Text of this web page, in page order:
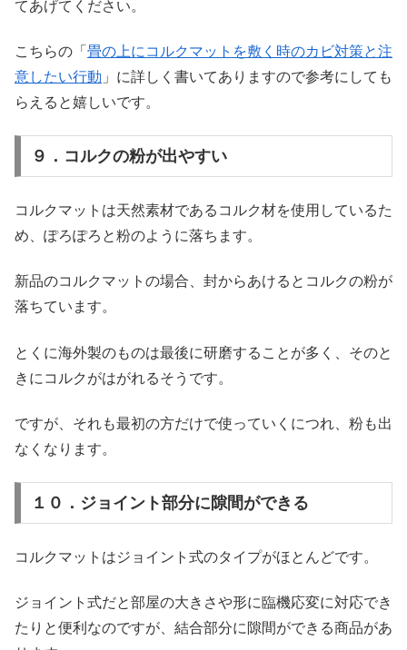
てあげてください。
こちらの「 畳の上にコルクマットを敷く時のカビ対策と注
意したい行動 」に詳しく書いてありますので参考にしても
らえると嬉しいです。
９．コルクの粉が出やすい
コルクマットは天然素材であるコルク材を使用しているた
め、ぽろぽろと粉のように落ちます。
新品のコルクマットの場合、封からあけるとコルクの粉が
落ちています。
とくに海外製のものは最後に研磨することが多く、そのと
きにコルクがはがれるそうです。
ですが、それも最初の方だけで使っていくにつれ、粉も出
なくなります。
１０．ジョイント部分に隙間ができる
コルクマットはジョイント式のタイプがほとんどです。
ジョイント式だと部屋の大きさや形に臨機応変に対応でき
たりと便利なのですが、結合部分に隙間ができる商品があ